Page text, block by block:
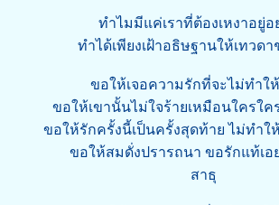
ทำไมมีแค่เราที่ต้องเหงาอยู่อ
ทำได้เพียงเฝ้าอธิษฐานให้เทวด
ขอให้เจอความรักที่จะไม่ทำให้
ขอให้เขานั้นไม่ใจร้ายเหมือนใครใค
ขอให้รักครั้งนี้เป็นครั้งสุดท้าย ไม่ทำใ
ขอให้สมดั่งปรารถนา ขอรักแท้เอ
สาธุ